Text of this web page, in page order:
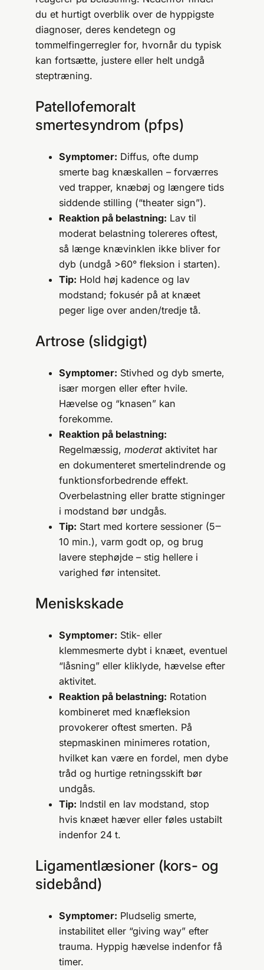
du et hurtigt overblik over de hyppigste
diagnoser, deres kendetegn og
tommelfingerregler for, hvornår du typisk
kan fortsætte, justere eller helt undgå
steptræning.
Patellofemoralt
smertesyndrom (pfps)
Symptomer: Diffus, ofte dump
smerte bag knæskallen – forværres
ved trapper, knæbøj og længere tids
siddende stilling (“theater sign”).
Reaktion på belastning: Lav til
moderat belastning tolereres oftest,
så længe knævinklen ikke bliver for
dyb (undgå >60° fleksion i starten).
Tip: Hold høj kadence og lav
modstand; fokusér på at knæet
peger lige over anden/tredje tå.
Artrose (slidgigt)
Symptomer: Stivhed og dyb smerte,
især morgen eller efter hvile.
Hævelse og “knasen” kan
forekomme.
Reaktion på belastning:
Regelmæssig, moderataktivitet har
en dokumenteret smertelindrende og
funktionsforbedrende effekt.
Overbelastning eller bratte stigninger
i modstand bør undgås.
Tip: Start med kortere sessioner (5‒
10 min.), varm godt op, og brug
lavere stephøjde – stig hellere i
varighed før intensitet.
Meniskskade
Symptomer: Stik- eller
klemmesmerte dybt i knæet, eventuel
“låsning” eller kliklyde, hævelse efter
aktivitet.
Reaktion på belastning: Rotation
kombineret med knæfleksion
provokerer oftest smerten. På
stepmaskinen minimeres rotation,
hvilket kan være en fordel, men dybe
tråd og hurtige retningsskift bør
undgås.
Tip: Indstil en lav modstand, stop
hvis knæet hæver eller føles ustabilt
indenfor 24 t.
Ligamentlæsioner (kors- og
sidebånd)
Symptomer: Pludselig smerte,
instabilitet eller “giving way” efter
trauma. Hyppig hævelse indenfor få
timer.